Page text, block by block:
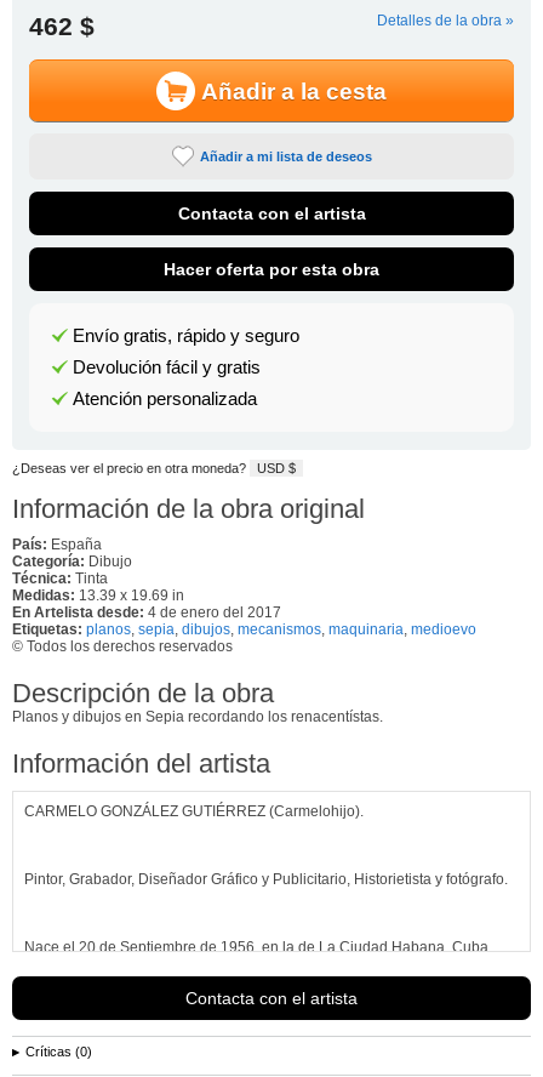
462 $ Detalles de la obra »
Añadir a la cesta
Añadir a mi lista de deseos
Contacta con el artista
Hacer oferta por esta obra
Envío gratis, rápido y seguro
Devolución fácil y gratis
Atención personalizada
¿Deseas ver el precio en otra moneda? USD $
Información de la obra original
País: España
Categoría: Dibujo
Técnica: Tinta
Medidas: 13.39 x 19.69 in
En Artelista desde: 4 de enero del 2017
Etiquetas: planos, sepia, dibujos, mecanismos, maquinaria, medioevo
© Todos los derechos reservados
Descripción de la obra
Planos y dibujos en Sepia recordando los renacentístas.
Información del artista
CARMELO GONZÁLEZ GUTIÉRREZ (Carmelohijo).
Pintor, Grabador, Diseñador Gráfico y Publicitario, Historietista y fotógrafo.
Nace el 20 de Septiembre de 1956, en la de La Ciudad Habana, Cuba.
ambos de las Artes Plásticas
Contacta con el artista
Críticas (0)